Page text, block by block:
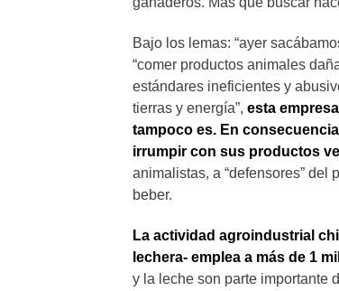
Bajo los lemas: “ayer
“comer productos animales
estándares ineficientes y
tierras y energía”, esta
tampoco es. En
irrumpir con sus productos
animalistas, a “defensores”
beber.
La actividad agroindustrial
lechera- emplea a más de 1
y la leche son parte importante